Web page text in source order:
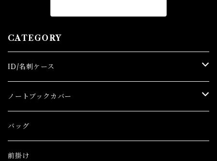
CATEGORY
ID/名刺ケース
名刺ケース
IDケース
ノートブックカバー
文庫サイズカバー
A5サイズカバー
バッグ
前掛け